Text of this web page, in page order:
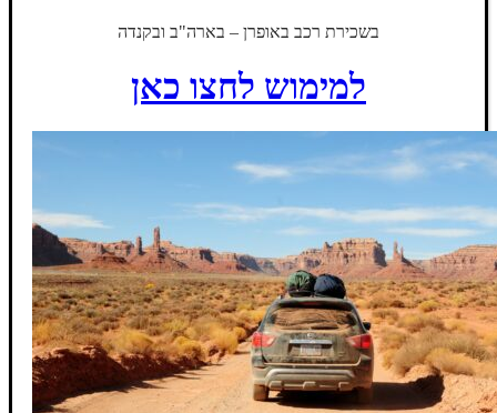
בשכירת רכב באופרן – בארה"ב ובקנדה
למימוש לחצו כאן